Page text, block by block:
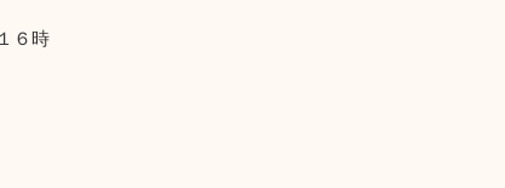
６時